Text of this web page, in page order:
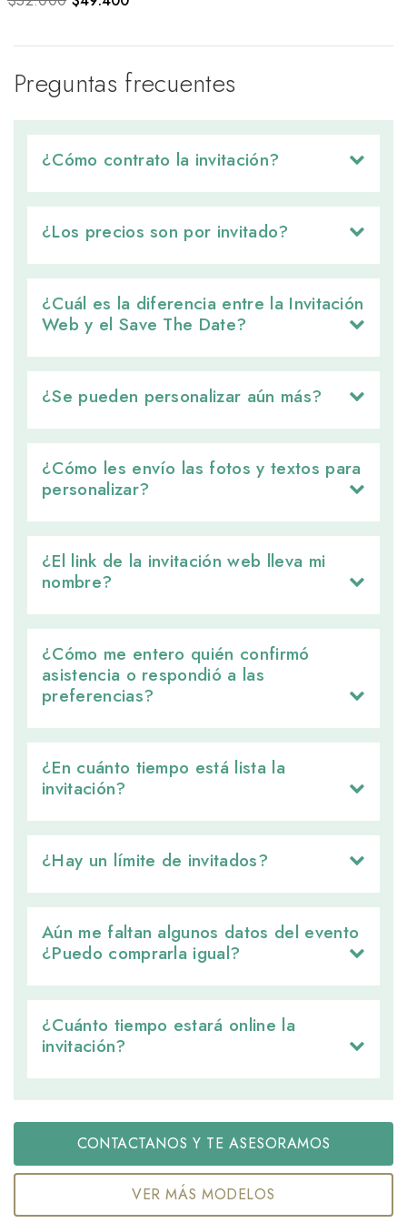
Preguntas frecuentes
¿Cómo contrato la invitación?
¿Los precios son por invitado?
¿Cuál es la diferencia entre la Invitación
Web y el Save The Date?
¿Se pueden personalizar aún más?
¿Cómo les envío las fotos y textos para
personalizar?
¿El link de la invitación web lleva mi
nombre?
¿Cómo me entero quién confirmó
asistencia o respondió a las
preferencias?
¿En cuánto tiempo está lista la
invitación?
¿Hay un límite de invitados?
Aún me faltan algunos datos del evento
¿Puedo comprarla igual?
¿Cuánto tiempo estará online la
invitación?
CONTACTANOS Y TE ASESORAMOS
VER MÁS MODELOS